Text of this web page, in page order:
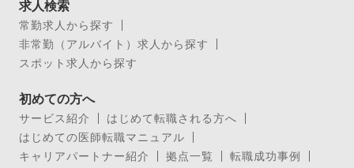
求人検索
常勤求人から探す
非常勤（アルバイト）求人から探す
スポット求人から探す
初めての方へ
サービス紹介
はじめて転職される方へ
はじめての医師転職マニュアル
キャリアパートナー紹介
拠点一覧
転職成功事例